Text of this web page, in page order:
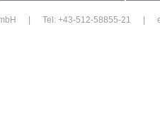
Tel: +43-512-58855-21